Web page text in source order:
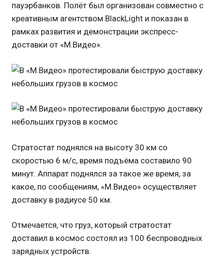
пауэрбанков. Полёт был организован совместно с
креативным агентством BlackLight и показан в
рамках развития и демонстрации экспресс-
доставки от «М.Видео».
Стратостат поднялся на высоту 30 км со
скоростью 6 м/с, время подъёма составило 90
минут. Аппарат поднялся за такое же время, за
какое, по сообщениям, «М.Видео» осуществляет
доставку в радиусе 50 км.
Отмечается, что груз, который стратостат
доставил в космос состоял из 100 беспроводных
зарядных устройств.